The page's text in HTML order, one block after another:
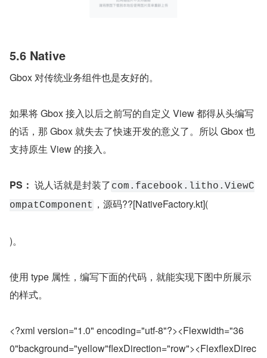
5.6 Native
Gbox 对传统业务组件也是友好的。
如果将 Gbox 接入以后之前写的自定义 View 都得从头编写
的话，那 Gbox 就失去了快速开发的意义了。所以 Gbox 也
支持原生 View 的接入。
PS： 说人话就是封装了 com.facebook.litho.ViewC
ompatComponent ，源码??[NativeFactory.kt](
)。
使用 type 属性，编写下面的代码，就能实现下图中所展示
的样式。
<?xml version="1.0" encoding="utf-8"?><Flexwidth="36
0"background="yellow"flexDirection="row"><FlexflexDirec